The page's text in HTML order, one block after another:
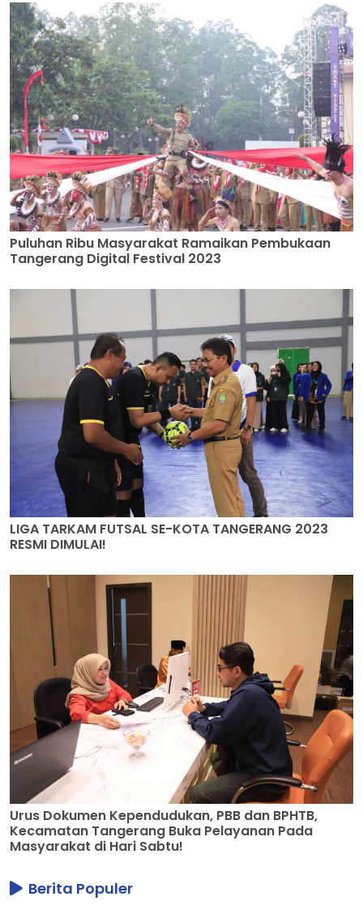
Puluhan Ribu Masyarakat Ramaikan Pembukaan
Tangerang Digital Festival 2023
LIGA TARKAM FUTSAL SE-KOTA TANGERANG 2023
RESMI DIMULAI!
Urus Dokumen Kependudukan, PBB dan BPHTB,
Kecamatan Tangerang Buka Pelayanan Pada
Masyarakat di Hari Sabtu!
Berita Populer